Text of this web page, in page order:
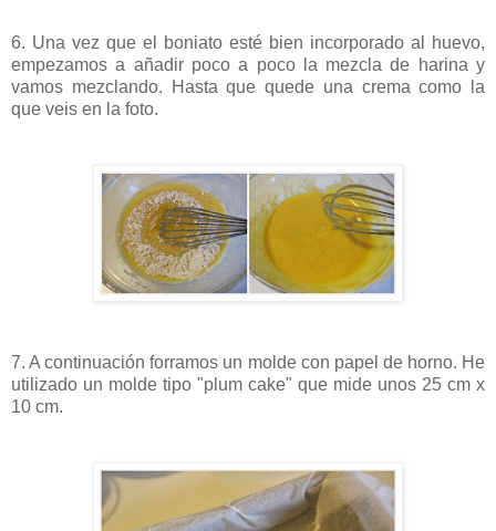
6. Una vez que el boniato esté bien incorporado al huevo,
empezamos a añadir poco a poco la mezcla de harina y
vamos mezclando. Hasta que quede una crema como la
que veis en la foto.
7. A continuación forramos un molde con papel de horno. He
utilizado un molde tipo "plum cake" que mide unos 25 cm x
10 cm.